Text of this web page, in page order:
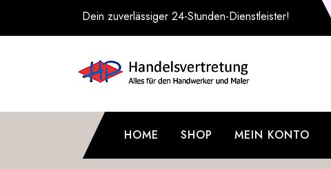
Dein zuverlässiger 24-Stunden-Dienstleister!
HOME SHOP MEIN KONTO